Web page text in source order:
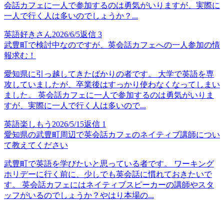
会話カフェに一人で参加するのは勇気がいりますが、実際に
一人で行く人は多いのでしょうか？...
英語好きさん2026/6/5返信 3
武豊町で検討中なのですが、英会話カフェへの一人参加の情
報求む！
愛知県に引っ越してきたばかりの者です。 大学で英語を専
攻していましたが、卒業後はすっかり使わなくなってしまい
ました。 英会話カフェに一人で参加するのは勇気がいりま
すが、実際に一人で行く人は多いので...
英語楽しもう 2026/5/15返信 1
愛知県の武豊町周辺で英会話カフェのネイティブ講師につい
て教えてください
武豊町で英語を学びたいと思っている者です。 ワーキング
ホリデーに行く前に、少しでも英会話に慣れておきたいで
す。 英会話カフェにはネイティブスピーカーの講師やスタ
ッフがいるのでしょうか？やはり本場の...